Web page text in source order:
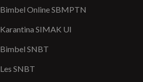
Bimbel Online SBMPTN
Karantina SIMAK UI
Bimbel SNBT
Les SNBT